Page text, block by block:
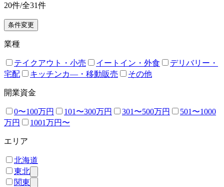
20件/全31件
条件変更
業種
テイクアウト・小売 イートイン・外食
デリバリー・
宅配
キッチンカ―・移動販売 その他
開業資金
0〜100万円 101〜300万円 301〜500万円
501〜1000
万円
1001万円〜
エリア
北海道
東北
関東